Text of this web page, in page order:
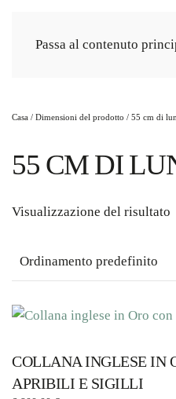
Passa al contenuto
Casa / Dimensioni del prodotto / 55 cm di
55 CM DI
Visualizzazione del risultato
COLLANA INGLESE IN
APRIBILI E SIGILLI